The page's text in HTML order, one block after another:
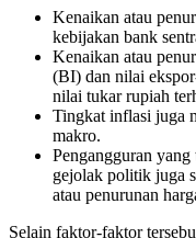
Kenaikan atau
kebijakan bank
Kenaikan atau
(BI) dan nilai
nilai tukar rupiah
Tingkat inflasi juga
makro.
Pengangguran
gejolak politik juga
atau penurunan
Selain faktor-faktor